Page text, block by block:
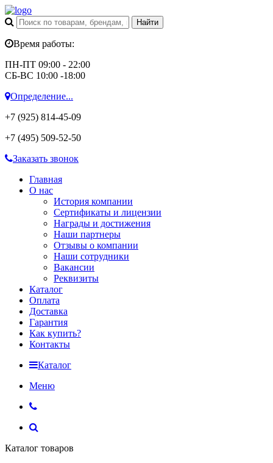
Время работы:
ПН-ПТ 09:00 - 22:00
СБ-ВС 10:00 -18:00
Определение...
+7 (925) 814-45-09
+7 (495) 509-52-50
Заказать звонок
Главная
О нас
История компании
Сертификаты и лицензии
Награды и достижения
Наши партнеры
Отзывы о компании
Наши сотрудники
Вакансии
Реквизиты
Каталог
Оплата
Доставка
Гарантия
Как купить?
Контакты
Каталог
Меню
Каталог товаров